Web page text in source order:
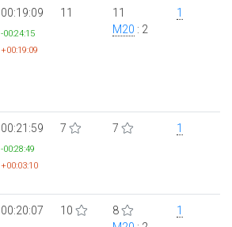
00:19:09
-00:24:15
+00:19:09
11
11
M20 : 2
1
00:21:59
-00:28:49
+00:03:10
7 7 1
00:20:07 10
8
1